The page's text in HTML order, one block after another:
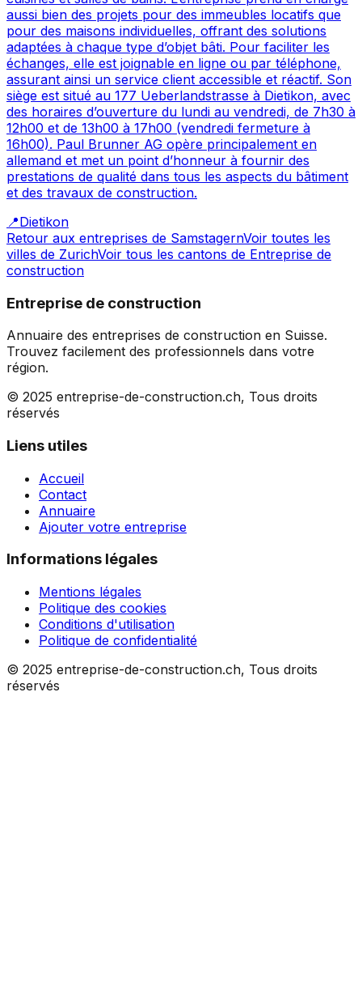
aussi bien des projets pour des immeubles locatifs que
pour des maisons individuelles, offrant des solutions
adaptées à chaque type d’objet bâti. Pour faciliter les
échanges, elle est joignable en ligne ou par téléphone,
assurant ainsi un service client accessible et réactif. Son
siège est situé au 177 Ueberlandstrasse à Dietikon, avec
des horaires d’ouverture du lundi au vendredi, de 7h30 à
12h00 et de 13h00 à 17h00 (vendredi fermeture à
16h00). Paul Brunner AG opère principalement en
allemand et met un point d’honneur à fournir des
prestations de qualité dans tous les aspects du bâtiment
et des travaux de construction.
📍Dietikon
Retour aux entreprises de SamstagernVoir toutes les
villes de ZurichVoir tous les cantons de Entreprise de
construction
Entreprise de construction
Annuaire des entreprises de construction en Suisse.
Trouvez facilement des professionnels dans votre
région.
© 2025 entreprise-de-construction.ch, Tous droits
réservés
Liens utiles
Accueil
Contact
Annuaire
Ajouter votre entreprise
Informations légales
Mentions légales
Politique des cookies
Conditions d'utilisation
Politique de confidentialité
© 2025 entreprise-de-construction.ch, Tous droits
réservés